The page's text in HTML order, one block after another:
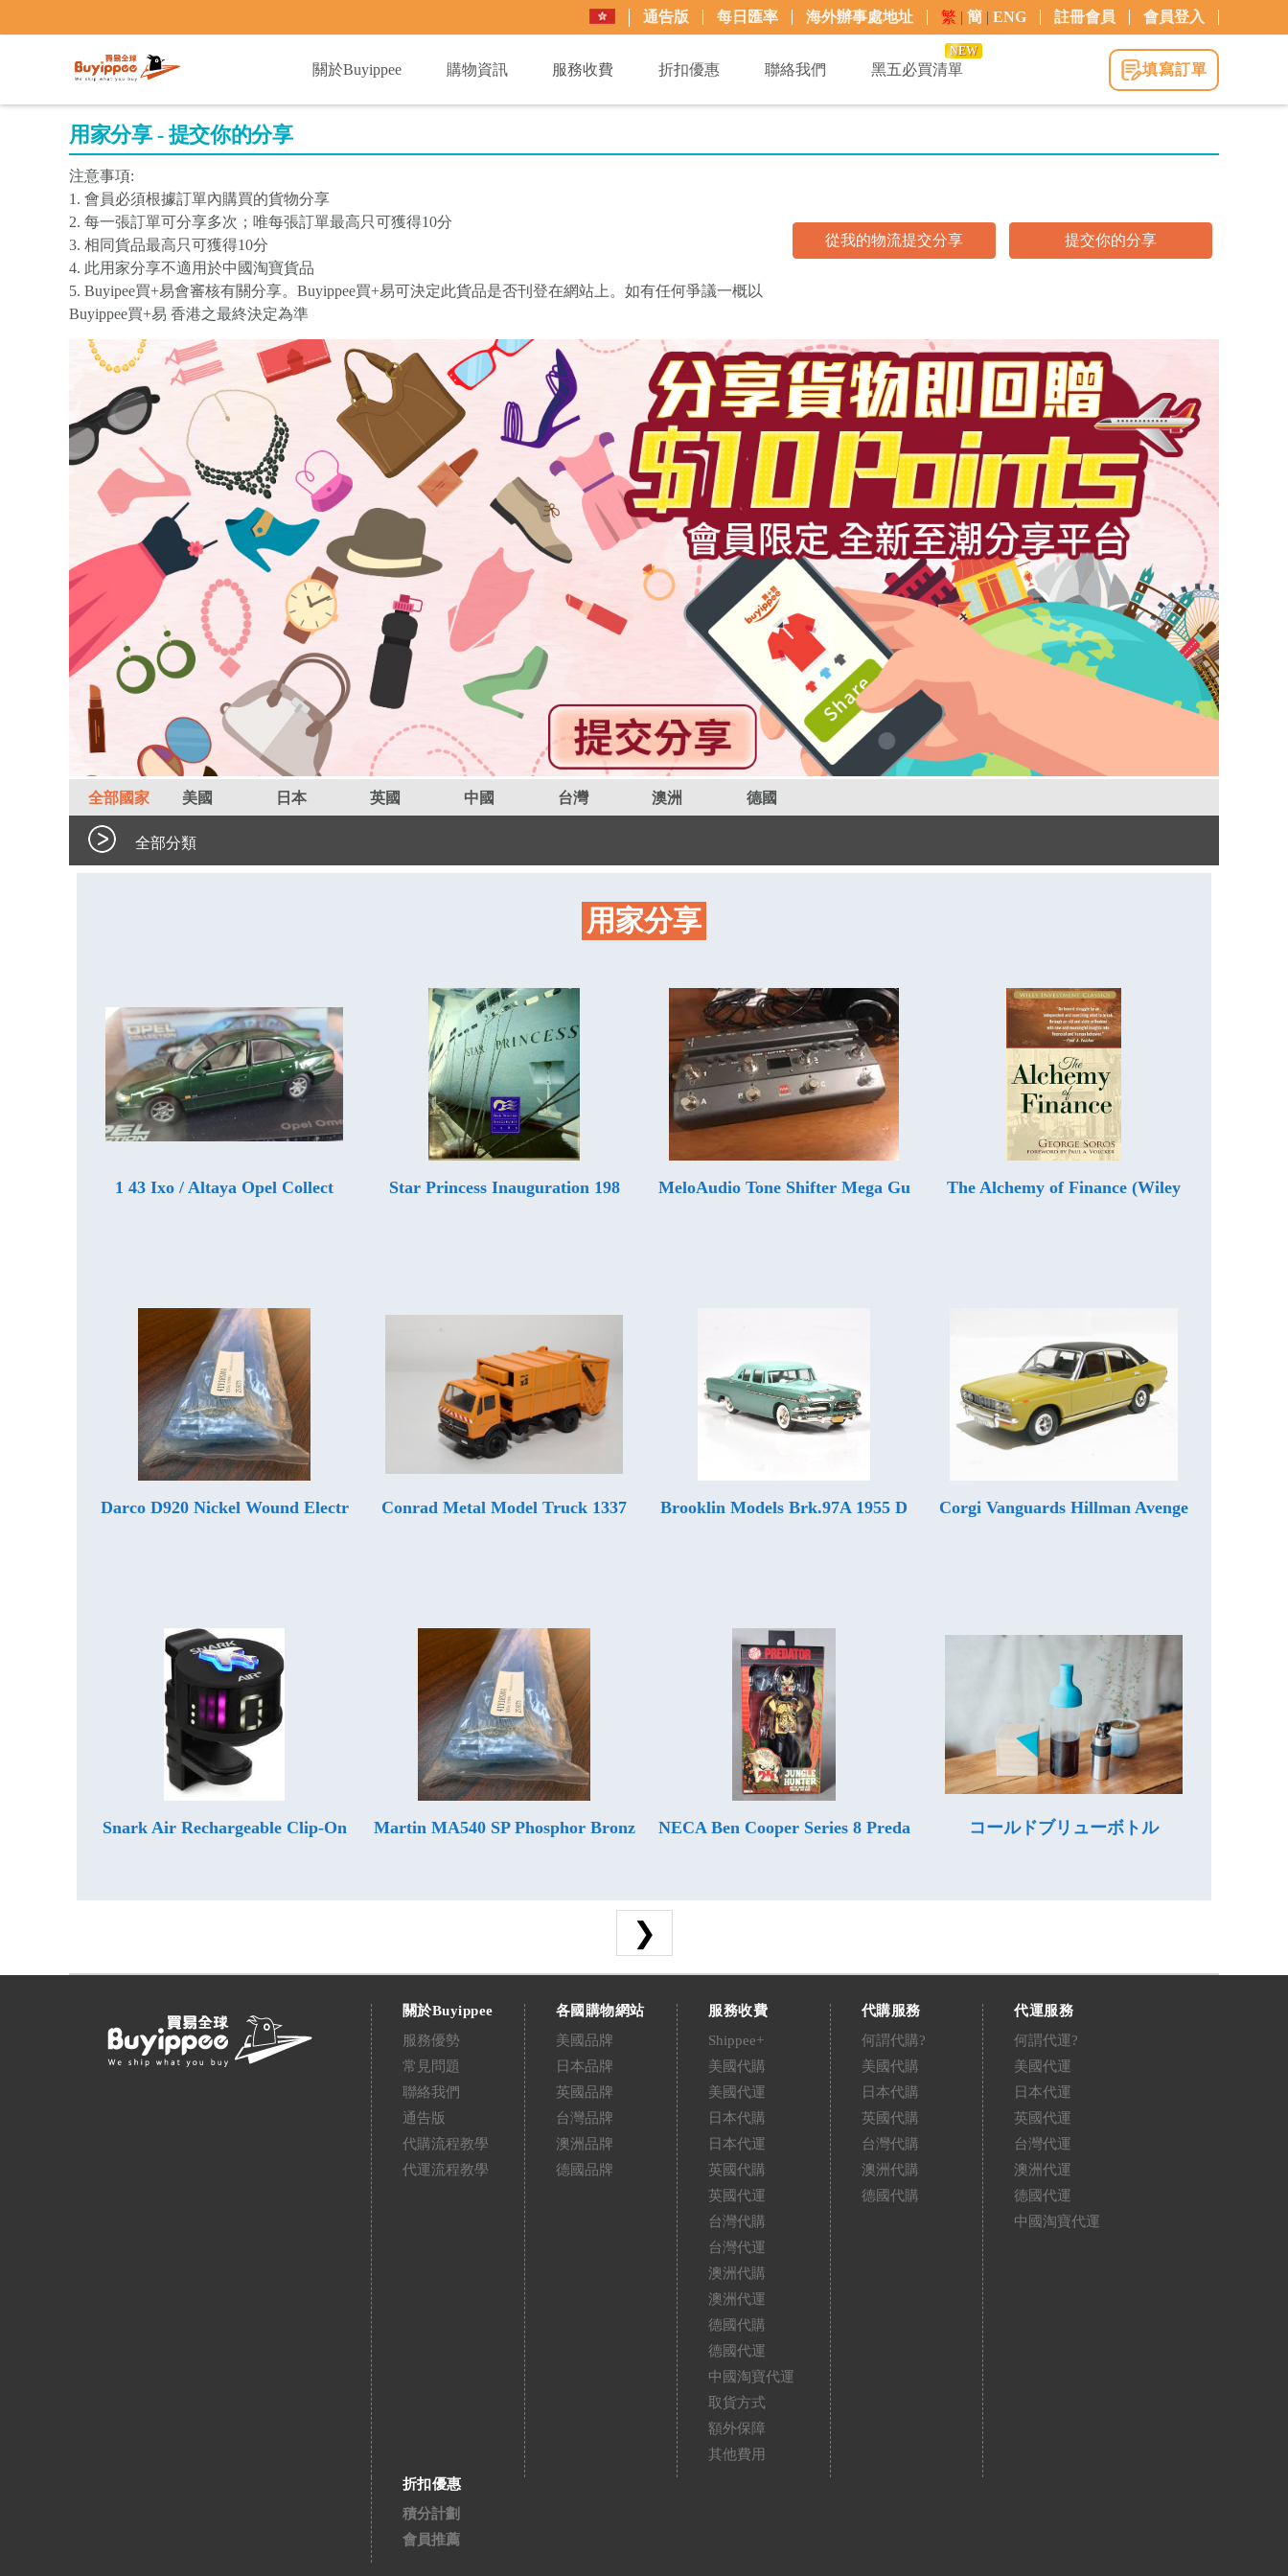
通告版 每日匯率 海外辦事處地址 繁 | 簡 | ENG 註冊會員 會員登入
關於Buyippee
購物資訊 服務收費 折扣優惠 聯絡我們 黑五必買清單
NEW
填寫訂單
用家分享 - 提交你的分享
注意事項:
1. 會員必須根據訂單內購買的貨物分享
2. 每一張訂單可分享多次；唯每張訂單最高只可獲得10分
3. 相同貨品最高只可獲得10分
4. 此用家分享不適用於中國淘寶貨品
5. Buyipee買+易會審核有關分享。Buyippee買+易可決定此貨品是否刊登在網站上。如有任何爭議一概以
Buyippee買+易 香港之最終決定為準
從我的物流提交分享 提交你的分享
全部國家 美國 日本 英國 中國 台灣 澳洲 德國
全部分類
用家分享
1 43 Ixo / Altaya Opel Collect Star Princess Inauguration 198 MeloAudio Tone Shifter Mega Gu The Alchemy of Finance (Wiley
Darco D920 Nickel Wound Electr Conrad Metal Model Truck 1337 Brooklin Models Brk.97A 1955 D Corgi Vanguards Hillman Avenge
Snark Air Rechargeable Clip-On Martin MA540 SP Phosphor Bronz NECA Ben Cooper Series 8 Preda コールドブリューボトル
❯
關於Buyippee
服務優勢
常見問題
聯絡我們
通告版
代購流程教學
代運流程教學
各國購物網站
美國品牌
日本品牌
英國品牌
台灣品牌
澳洲品牌
德國品牌
服務收費
Shippee+
美國代購
美國代運
日本代購
日本代運
英國代購
英國代運
台灣代購
台灣代運
澳洲代購
澳洲代運
德國代購
德國代運
中國淘寶代運
取貨方式
額外保障
其他費用
代購服務
何謂代購?
美國代購
日本代購
英國代購
台灣代購
澳洲代購
德國代購
代運服務
何謂代運?
美國代運
日本代運
英國代運
台灣代運
澳洲代運
德國代運
中國淘寶代運
折扣優惠
積分計劃
會員推薦